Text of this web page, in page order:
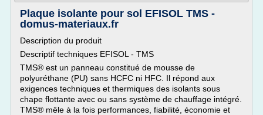
Plaque isolante pour sol EFISOL TMS -
domus-materiaux.fr
Description du produit
Descriptif techniques EFISOL - TMS
TMS® est un panneau constitué de mousse de
polyuréthane (PU) sans HCFC ni HFC. Il répond aux
exigences techniques et thermiques des isolants sous
chape flottante avec ou sans système de chauffage intégré.
TMS® mêle à la fois performances, fiabilité, économie et